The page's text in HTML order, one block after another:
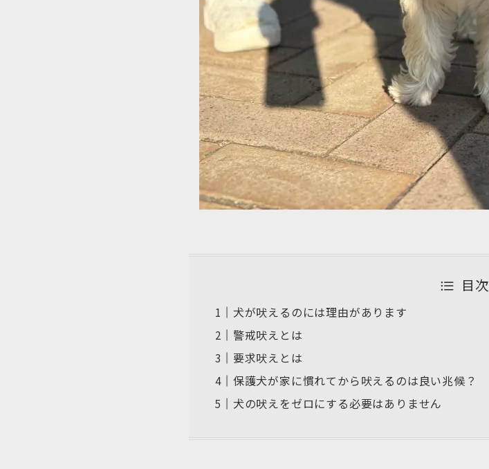
目次
犬が吠えるのには理由があります
警戒吠えとは
要求吠えとは
保護犬が家に慣れてから吠えるのは良い兆候？
犬の吠えをゼロにする必要はありません